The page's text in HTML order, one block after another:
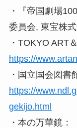
・『帝国劇場
委員会, 東宝株
・TOKYO ART
https://
・国立国会図書
https://
gekijo.html
・本の万華鏡：